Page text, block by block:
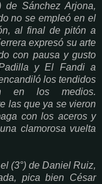
de Sánchez Arjona,
no se empleó en el
al final de pitón a
expresó su arte
con pausa y gusto
y El Fandi a
los tendidos
en los medios.
las que ya se vieron
con los aceros y
clamorosa vuelta
(3°) de Daniel Ruiz,
pica bien César